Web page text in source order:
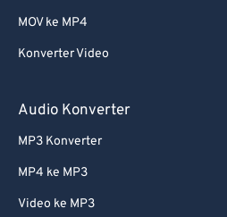
MOV ke MP4
Konverter Video
Audio Konverter
MP3 Konverter
MP4 ke MP3
Video ke MP3